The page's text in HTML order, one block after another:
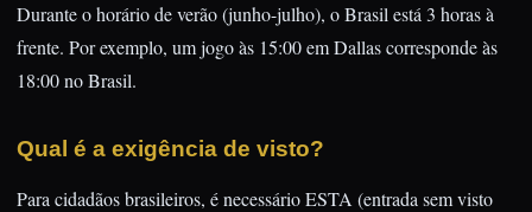
Durante o horário de verão (junho-julho), o Brasil está 3 horas à
frente. Por exemplo, um jogo às 15:00 em Dallas corresponde às
18:00 no Brasil.
Qual é a exigência de visto?
Para cidadãos brasileiros, é necessário ESTA (entrada sem visto